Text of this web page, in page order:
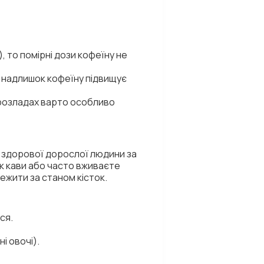
помірні дози кофеїну не
надлишок кофеїну підвищує
варто особливо
дорослої людини за
кави або часто вживаєте
за станом кісток.
овочі).